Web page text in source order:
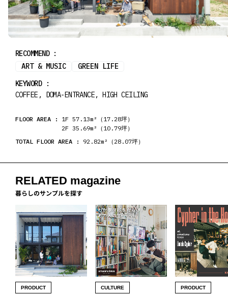
RECOMMEND :
ART & MUSIC
GREEN LIFE
KEYWORD :
COFFEE, DOMA-ENTRANCE, HIGH CEILING
FLOOR AREA : 1F 57.13m²（17.28坪）
2F 35.69m²（10.79坪）
TOTAL FLOOR AREA : 92.82m²（28.07坪）
RELATED magazine
暮らしのサンプルを探す
PRODUCT CULTURE PRODUCT